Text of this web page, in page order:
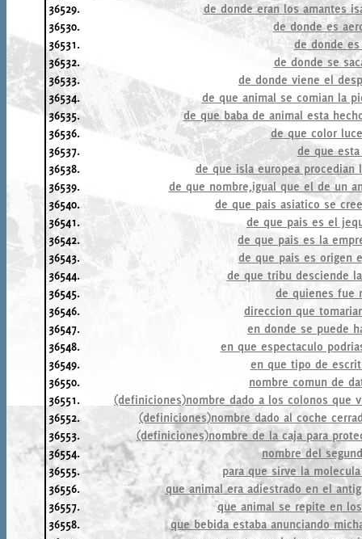
36529.
de donde eran los amantes
36530.
de donde es
36531.
de donde
36532.
de donde se
36533.
de donde viene el
36534.
de que animal se comian la
36535.
de que baba de animal esta
36536.
de que color
36537.
de que
36538.
de que isla europea procedian
36539.
de que nombre,igual que el de un
36540.
de que pais asiatico se
36541.
de que pais es el
36542.
de que pais es la
36543.
de que pais es origen
36544.
de que tribu desciende
36545.
de quienes fue
36546.
direccion que
36547.
en donde se puede
36548.
en que espectaculo
36549.
en que tipo de
36550.
nombre comun de
36551.
(definiciones)nombre dado a los colonos que
36552.
(definiciones)nombre dado al coche
36553.
(definiciones)nombre de la caja para
36554.
nombre del
36555.
para que sirve la
36556.
que animal era adiestrado en el
36557.
que animal se repite en
36558.
que bebida estaba anunciando